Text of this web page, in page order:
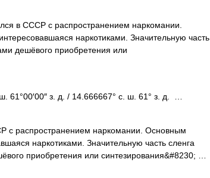
в СССР с распространением наркомании.
наркотиками. Значительную часть
дешёвого приобретения или
61°00′00″ з. д. / 14.666667° с. ш. 61° з. д. …
с распространением наркомании. Основным
наркотиками. Значительную часть сленга
приобретения или синтезирования&#8230; …